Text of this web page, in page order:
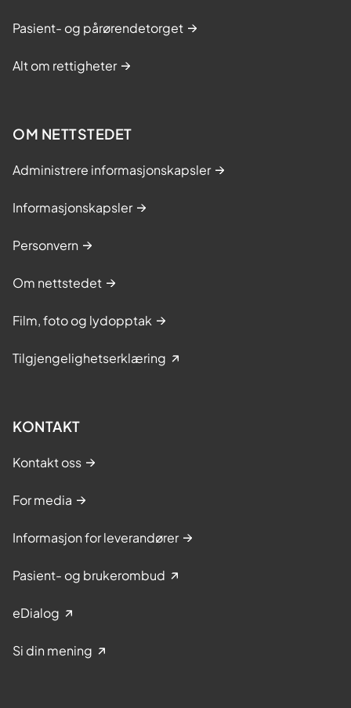
Pasient- og pårørendetorget
Alt om rettigheter
OM NETTSTEDET
Administrere informasjonskapsler
Informasjonskapsler
Personvern
Om nettstedet
Film, foto og lydopptak
Tilgjengelighetserklæring
KONTAKT
Kontakt oss
For media
Informasjon for leverandører
Pasient- og brukerombud
eDialog
Si din mening